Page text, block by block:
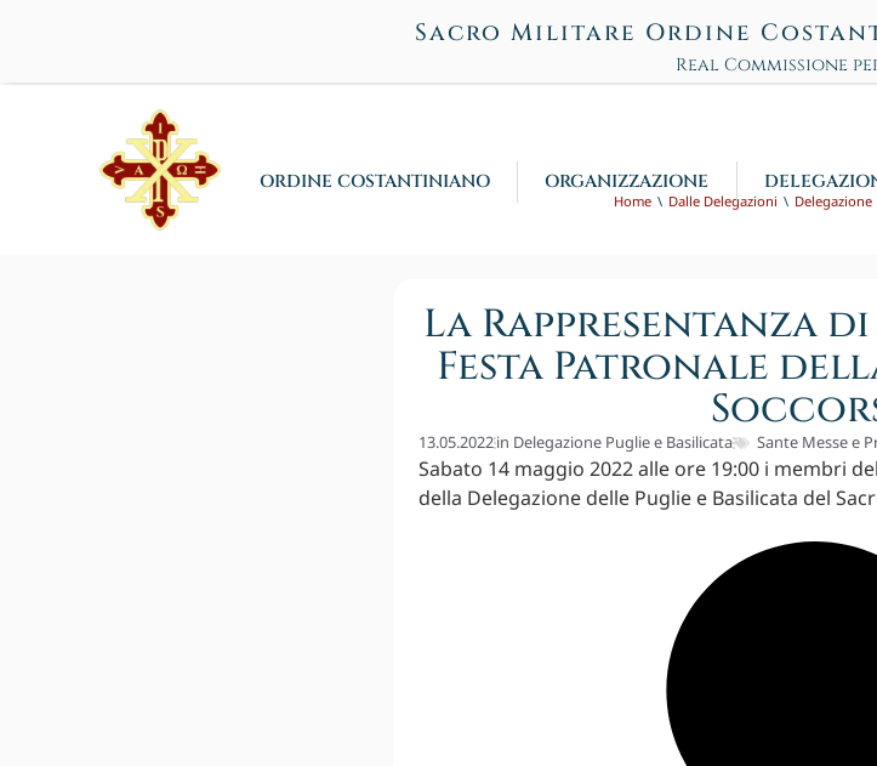
Sacro Militare Ordine
Real Commissione
ORDINE COSTANTINIANO ORGANIZZAZIONE
Home Dalle Delegazioni Delegazione
La Rappresentanza
Festa Patronale
13.05.2022in Delegazione Puglie e Basilicata Sante Messe e
Sabato 14 maggio 2022 alle ore 19:00 i membri
della Delegazione delle Puglie e Basilicata del